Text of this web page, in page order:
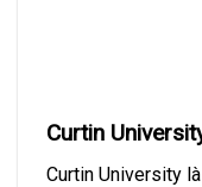
Curtin
Curtin University